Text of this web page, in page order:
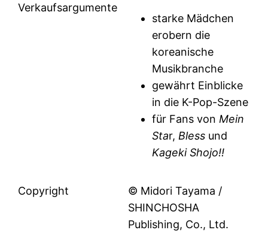
Verkaufsargumente
starke Mädchen
erobern die
koreanische
Musikbranche
gewährt Einblicke
in die K-Pop-Szene
für Fans von Mein
Star, Bless und
Kageki Shojo!!
Copyright
© Midori Tayama /
SHINCHOSHA
Publishing, Co., Ltd.